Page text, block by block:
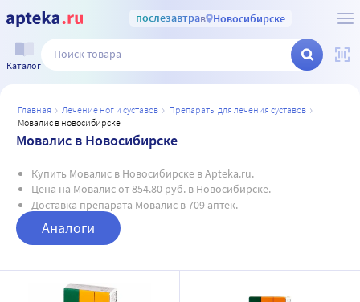
послезавтрав Новосибирске
Каталог
главная лечение ног и суставов
препараты для лечения суставов
мовалис в новосибирске
Мовалис в Новосибирске
Купить Мовалис в Новосибирске в Apteka.ru.
Цена на Мовалис от 854.80 руб. в Новосибирске.
Доставка препарата Мовалис в 709 аптек.
Аналоги